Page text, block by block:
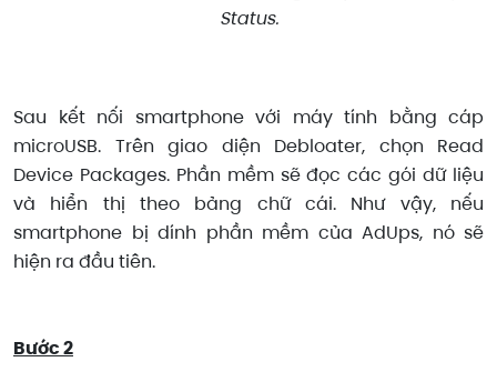
Status.
Sau kết nối smartphone với máy tính bằng cáp
microUSB. Trên giao diện Debloater, chọn Read
Device Packages. Phần mềm sẽ đọc các gói dữ liệu
và hiển thị theo bảng chữ cái. Như vậy, nếu
smartphone bị dính phần mềm của AdUps, nó sẽ
hiện ra đầu tiên.
Bước 2